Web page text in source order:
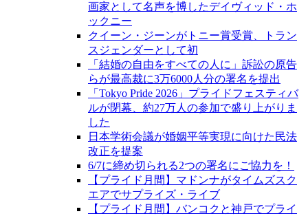
画家として名声を博したデイヴィッド・ホ
ックニー
クイーン・ジーンがトニー賞受賞、トラン
スジェンダーとして初
「結婚の自由をすべての人に」訴訟の原告
らが最高裁に3万6000人分の署名を提出
「Tokyo Pride 2026」プライドフェスティバ
ルが閉幕、約27万人の参加で盛り上がりま
した
日本学術会議が婚姻平等実現に向けた民法
改正を提案
6/7に締め切られる2つの署名にご協力を！
【プライド月間】マドンナがタイムズスク
エアでサプライズ・ライブ
【プライド月間】バンコクと神戸でプライ